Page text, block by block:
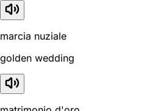
marcia nuziale
golden wedding